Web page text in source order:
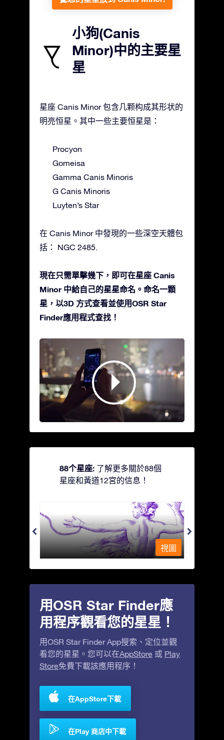
小狗(Canis
Minor)中的主要星
星
星座 Canis Minor 包含几颗构成其形状的
明亮恒星。其中一些主要恒星是：
Procyon
Gomeisa
Gamma Canis Minoris
G Canis Minoris
Luyten’s Star
在 Canis Minor 中發現的一些深空天體包
括： NGC 2485.
現在只需單擊幾下，即可在星座 Canis
Minor 中給自己的星星命名。命名一顆
星，以3D 方式查看並使用OSR Star
Finder應用程式查找！
88个星座: 了解更多關於88個
星座和黃道12宮的信息！
Andromeda - 被鐵鍊鎖著的少女
視圖
用OSR Star Finder應
用程序觀看您的星星！
用OSR Star Finder App搜索、定位並觀
看您的星星。您可以在AppStore 或 Play
Store免費下載該應用程序！
在AppStore下載
在Play 商店中下載